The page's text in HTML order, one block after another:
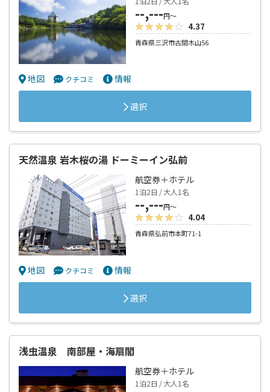
--,---円～
4.37
青森県三沢市古間木山56
地図 クチコミ 情報
選択
天然温泉 岩木桜の湯 ドーミーイン弘前
航空券＋ホテル
1泊2日 / 大人1名
--,---円～
4.04
青森県弘前市本町71-1
地図 クチコミ 情報
選択
浅虫温泉 南部屋・海扇閣
航空券＋ホテル
1泊2日 / 大人1名